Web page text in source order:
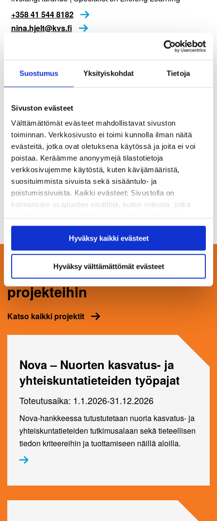
Suostumus Yksityiskohdat Tietoja
Sivuston evästeet
Välttämättömät evästeet mahdollistavat sivuston
toiminnan. Verkkosivusto ei toimi kunnolla ilman näitä
evästeitä, jotka ovat oletuksena käytössä ja joita ei voi
poistaa. Keräämme anonyymejä tilastotietoja
verkkosivujemme käytöstä, kuten kävijämääristä,
suosituimmista sivuista sekä sisääntulo- ja
poistumissivuista. Kaikki evästeet: Sivustolla on
kolmansien osapuolien sisältöjä, kuten videoita, jotka
saattaa estää näiden sisältöjen näkymisen.
Hyväksymällä kaikki evästeet varmistat, että kaikki
sisältö on käytettävissäsi.
Hyväksy kaikki evästeet
Hyväksy välttämättömät evästeet
+358 41 544 8182
nina.hjelt@kvs.fi
Hankkeen taustatiedot
Kansalaisaktivismi – Tiedekeskus Sopen uusi
teemanäyttely kansalaisaktivismista
Rahoitus
Opetus- ja kulttuuriministeriö 50 000 €
Kvs-säätiö 5 556 €
Tutustu myös näihin
projekteihin
Katso kaikki projektit
Nova – Nuorten kasvatus- ja
yhteiskuntatieteiden työpajat
Toteutusaika: 1.1.2026-31.12.2026
Nova-hankkeessa tutustutetaan nuoria kasvatus- ja
yhteiskuntatieteiden tutkimusalaan sekä tieteellisen
tiedon kriteereihin ja tuottamiseen näillä aloilla.